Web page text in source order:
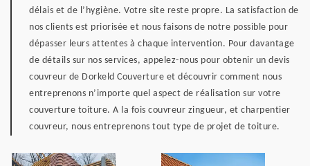
délais et de l’hygiène. Votre site reste propre. La satisfaction de
nos clients est priorisée et nous faisons de notre possible pour
dépasser leurs attentes à chaque intervention. Pour davantage
de détails sur nos services, appelez-nous pour obtenir un devis
couvreur de Dorkeld Couverture et découvrir comment nous
entreprenons n’importe quel aspect de réalisation sur votre
couverture toiture. A la fois couvreur zingueur, et charpentier
couvreur, nous entreprenons tout type de projet de toiture.